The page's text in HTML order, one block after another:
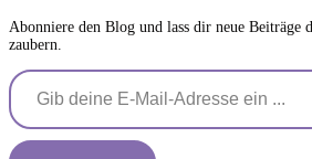
Abonniere den Blog und lass dir neue Beiträge
zaubern.
Gib deine E-Mail-Adresse ein ...